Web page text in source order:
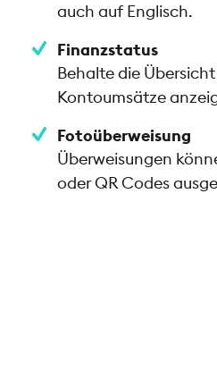
auch auf Englisch.
Finanzstatus
Behalte die
Kontoumsätze
Fotoüberweisung
Überweisungen
oder QR Codes